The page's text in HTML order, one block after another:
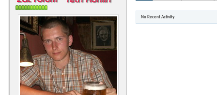
No Recent Activity